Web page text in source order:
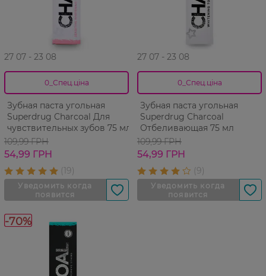
27 07 - 23 08
0_Спец.ціна
Зубная паста угольная
Superdrug Charcoal Для
чувствительных зубов 75 мл
109,99 ГРН
54,99 ГРН
27 07 - 23 08
0_Спец.ціна
Зубная паста угольная
Superdrug Charcoal
Отбеливающая 75 мл
109,99 ГРН
54,99 ГРН
-70%